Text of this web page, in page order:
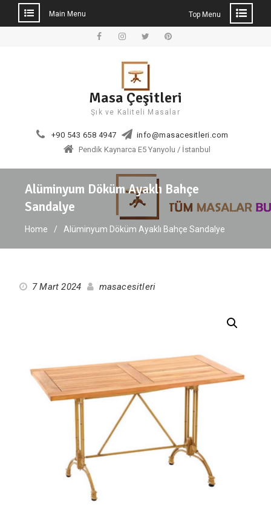
Main Menu Top Menu
Masa Çeşitleri
Şık ve Kaliteli Masalar
+90 543 658 4947
info@masacesitleri.com
Pendik Kaynarca E5 Yanyolu / İstanbul
Alüminyum Döküm Ayaklı Bahçe
Sandalye
Home Alüminyum Döküm Ayaklı Bahçe Sandalye
7 Mart 2024 masacesitleri